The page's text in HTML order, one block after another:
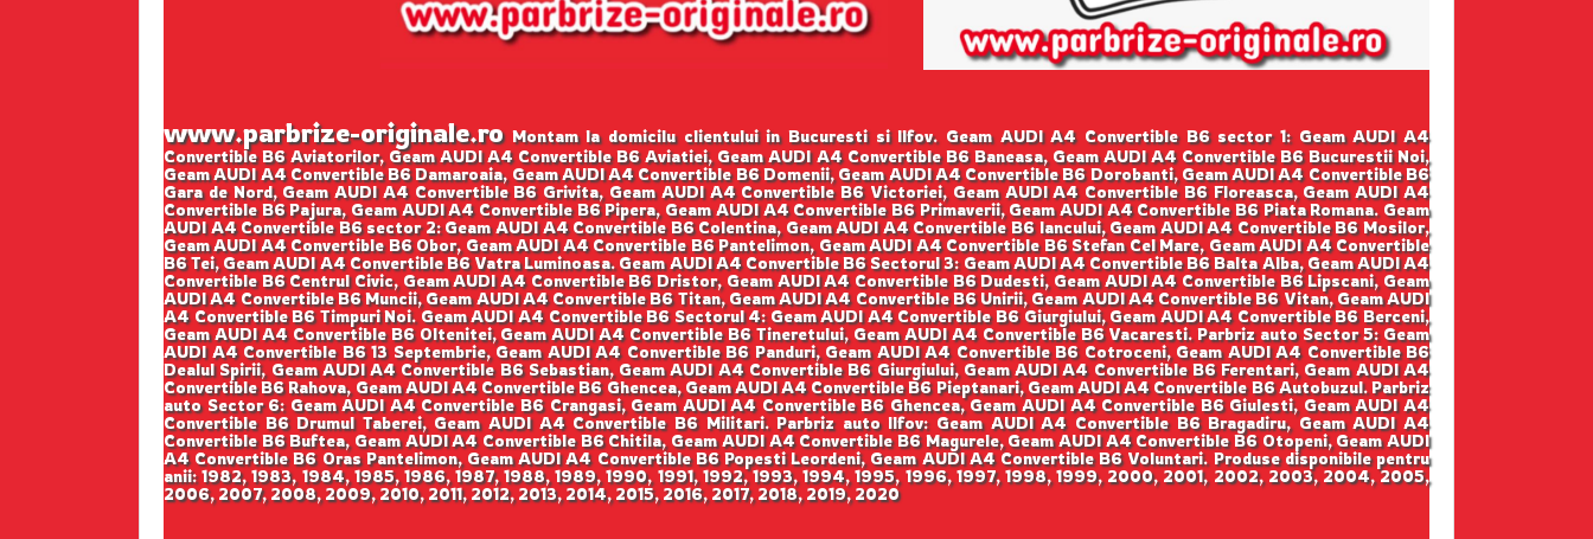
www.parbrize-originale.roMontam la domicilu clientului in Bucuresti si Ilfov. Geam AUDI A4 Convertible B6 sector 1: Geam AUDI A4
Convertible B6 Aviatorilor, Geam AUDI A4 Convertible B6 Aviatiei, Geam AUDI A4 Convertible B6 Baneasa, Geam AUDI A4 Convertible B6 Bucurestii Noi,
Geam AUDI A4 Convertible B6 Damaroaia, Geam AUDI A4 Convertible B6 Domenii, Geam AUDI A4 Convertible B6 Dorobanti, Geam AUDI A4 Convertible B6
Gara de Nord, Geam AUDI A4 Convertible B6 Grivita, Geam AUDI A4 Convertible B6 Victoriei, Geam AUDI A4 Convertible B6 Floreasca, Geam AUDI A4
Convertible B6 Pajura, Geam AUDI A4 Convertible B6 Pipera, Geam AUDI A4 Convertible B6 Primaverii, Geam AUDI A4 Convertible B6 Piata Romana. Geam
AUDI A4 Convertible B6 sector 2: Geam AUDI A4 Convertible B6 Colentina, Geam AUDI A4 Convertible B6 Iancului, Geam AUDI A4 Convertible B6 Mosilor,
Geam AUDI A4 Convertible B6 Obor, Geam AUDI A4 Convertible B6 Pantelimon, Geam AUDI A4 Convertible B6 Stefan Cel Mare, Geam AUDI A4 Convertible
B6 Tei, Geam AUDI A4 Convertible B6 Vatra Luminoasa. Geam AUDI A4 Convertible B6 Sectorul 3: Geam AUDI A4 Convertible B6 Balta Alba, Geam AUDI A4
Convertible B6 Centrul Civic, Geam AUDI A4 Convertible B6 Dristor, Geam AUDI A4 Convertible B6 Dudesti, Geam AUDI A4 Convertible B6 Lipscani, Geam
AUDI A4 Convertible B6 Muncii, Geam AUDI A4 Convertible B6 Titan, Geam AUDI A4 Convertible B6 Unirii, Geam AUDI A4 Convertible B6 Vitan, Geam AUDI
A4 Convertible B6 Timpuri Noi. Geam AUDI A4 Convertible B6 Sectorul 4: Geam AUDI A4 Convertible B6 Giurgiului, Geam AUDI A4 Convertible B6 Berceni,
Geam AUDI A4 Convertible B6 Oltenitei, Geam AUDI A4 Convertible B6 Tineretului, Geam AUDI A4 Convertible B6 Vacaresti. Parbriz auto Sector 5: Geam
AUDI A4 Convertible B6 13 Septembrie, Geam AUDI A4 Convertible B6 Panduri, Geam AUDI A4 Convertible B6 Cotroceni, Geam AUDI A4 Convertible B6
Dealul Spirii, Geam AUDI A4 Convertible B6 Sebastian, Geam AUDI A4 Convertible B6 Giurgiului, Geam AUDI A4 Convertible B6 Ferentari, Geam AUDI A4
Convertible B6 Rahova, Geam AUDI A4 Convertible B6 Ghencea, Geam AUDI A4 Convertible B6 Pieptanari, Geam AUDI A4 Convertible B6 Autobuzul. Parbriz
auto Sector 6: Geam AUDI A4 Convertible B6 Crangasi, Geam AUDI A4 Convertible B6 Ghencea, Geam AUDI A4 Convertible B6 Giulesti, Geam AUDI A4
Convertible B6 Drumul Taberei, Geam AUDI A4 Convertible B6 Militari. Parbriz auto Ilfov: Geam AUDI A4 Convertible B6 Bragadiru, Geam AUDI A4
Convertible B6 Buftea, Geam AUDI A4 Convertible B6 Chitila, Geam AUDI A4 Convertible B6 Magurele, Geam AUDI A4 Convertible B6 Otopeni, Geam AUDI
A4 Convertible B6 Oras Pantelimon, Geam AUDI A4 Convertible B6 Popesti Leordeni, Geam AUDI A4 Convertible B6 Voluntari. Produse disponibile pentru
anii: 1982, 1983, 1984, 1985, 1986, 1987, 1988, 1989, 1990, 1991, 1992, 1993, 1994, 1995, 1996, 1997, 1998, 1999, 2000, 2001, 2002, 2003, 2004, 2005,
2006, 2007, 2008, 2009, 2010, 2011, 2012, 2013, 2014, 2015, 2016, 2017, 2018, 2019, 2020